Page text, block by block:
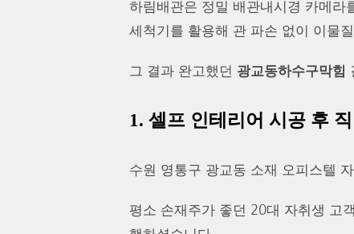
하림배관은 정밀 배관내시경 카메
세척기를 활용해 관 파손 없이 이물
그 결과 완고했던 광교동하수구막힘
1. 셀프 인테리어 시공 후
수원 영통구 광교동 소재 오피스텔
평소 손재주가 좋던 20대 자취생 고